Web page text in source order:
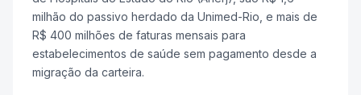
milhão do passivo herdado da Unimed-Rio, e mais de
R$ 400 milhões de faturas mensais para
estabelecimentos de saúde sem pagamento desde a
migração da carteira.